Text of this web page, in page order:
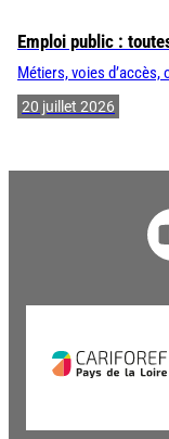
Emploi public :
Métiers, voies
20 juillet 2026